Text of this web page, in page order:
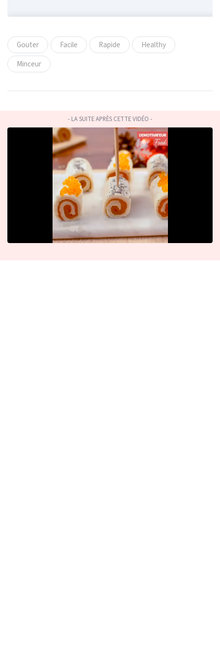
Gouter Facile Rapide
Healthy
Minceur
- LA SUITE APRÈS CETTE VIDÉO -